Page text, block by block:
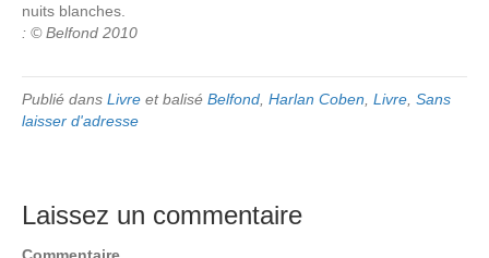
nuits blanches.
: © Belfond 2010
Publié dans Livre et balisé Belfond Harlan Coben Livre Sans
laisser d'adresse
Laissez un commentaire
Commentaire